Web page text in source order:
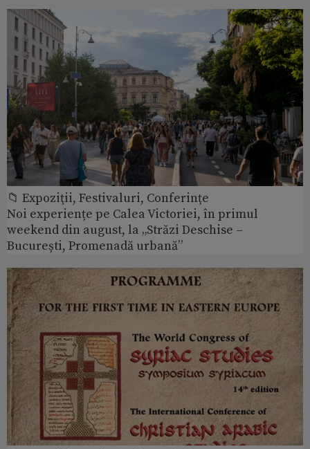
📁 Expoziţii, Festivaluri, Conferințe
Noi experiențe pe Calea Victoriei, în primul
weekend din august, la „Străzi Deschise –
București, Promenadă urbană”